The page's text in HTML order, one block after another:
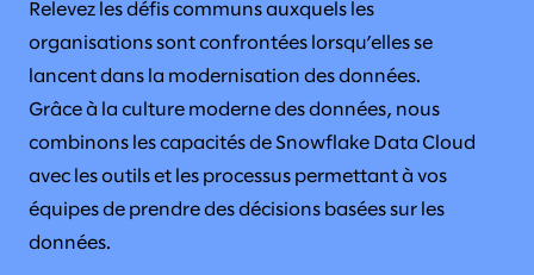
Relevez les défis communs auxquels les
organisations sont confrontées lorsqu’elles se
lancent dans la modernisation des données.
Grâce à la culture moderne des données, nous
combinons les capacités de Snowflake Data Cloud
avec les outils et les processus permettant à vos
équipes de prendre des décisions basées sur les
données.